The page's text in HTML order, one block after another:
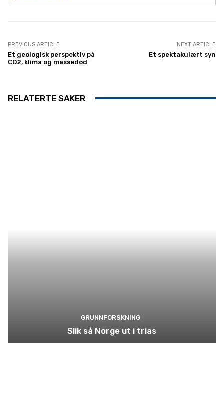
PREVIOUS ARTICLE
Et geologisk perspektiv på
CO2, klima og massedød
NEXT ARTICLE
Et spektakulært syn
RELATERTE SAKER
GRUNNFORSKNING
Slik så Norge ut i trias